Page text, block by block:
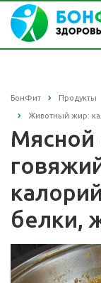
БонФит Продукты
Животный жир:
Мясной
белки,